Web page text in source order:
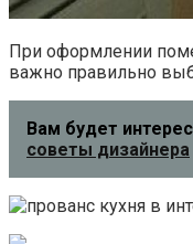
При оформлении
важно правильно
Вам будет
советы дизайнера